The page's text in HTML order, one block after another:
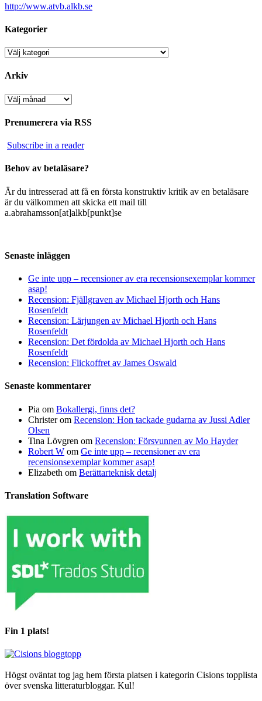
http://www.atvb.alkb.se
Kategorier
Kategorier
Arkiv
Arkiv
Prenumerera via RSS
Subscribe in a reader
Behov av betaläsare?
Är du intresserad att få en första konstruktiv kritik av en betaläsare
är du välkommen att skicka ett mail till
a.abrahamsson[at]alkb[punkt]se
Senaste inläggen
Ge inte upp – recensioner av era recensionsexemplar kommer
asap!
Recension: Fjällgraven av Michael Hjorth och Hans
Rosenfeldt
Recension: Lärjungen av Michael Hjorth och Hans
Rosenfeldt
Recension: Det fördolda av Michael Hjorth och Hans
Rosenfeldt
Recension: Flickoffret av James Oswald
Senaste kommentarer
Pia om Bokallergi, finns det?
Christerom Recension: Hon tackade gudarna av Jussi Adler
Olsen
Tina Lövgren om Recension: Försvunnen av Mo Hayder
Robert W om Ge inte upp – recensioner av era
recensionsexemplar kommer asap!
Elizabeth om Berättarteknisk detalj
Translation Software
Fin 1 plats!
Högst oväntat tog jag hem första platsen i kategorin Cisions topplista
över svenska litteraturbloggar. Kul!